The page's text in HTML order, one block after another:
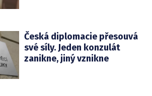
Česká diplomacie přesouvá
své síly. Jeden konzulát
zanikne, jiný vznikne